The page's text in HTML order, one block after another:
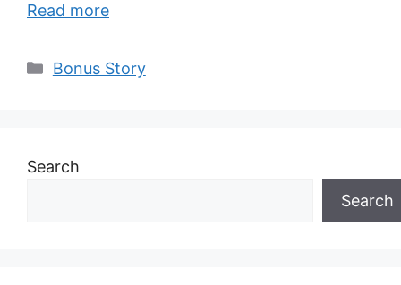
Read more
Categories
Bonus Story
Search
Search